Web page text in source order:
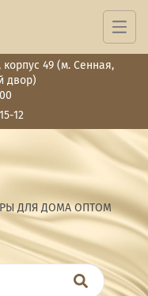
49 (м. Сенная,
двор)
12
ДЛЯ ДОМА ОПТОМ